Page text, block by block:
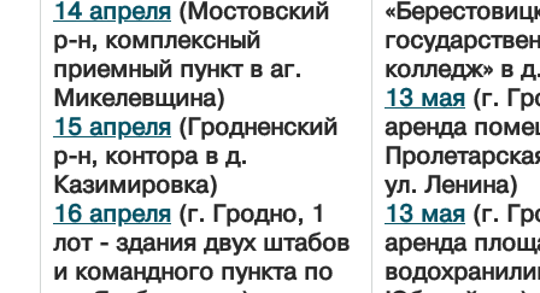
14 апреля (Мостовский
р-н, комплексный
приемный пункт в аг.
Микелевщина)
15 апреля (Гродненский
р-н, контора в д.
Казимировка)
16 апреля (г. Гродно, 1
лот - здания двух штабов
и командного пункта по
колледж» в
13 мая (г.
аренда
ул. Ленина)
13 мая (г.
аренда